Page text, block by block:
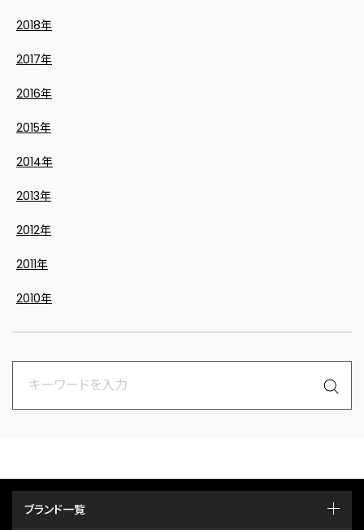
2018年
2017年
2016年
2015年
2014年
2013年
2012年
2011年
2010年
ブランド一覧